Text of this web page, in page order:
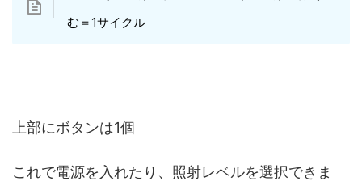
む＝1サイクル
上部にボタンは1個
これで電源を入れたり、照射レベルを選択できま